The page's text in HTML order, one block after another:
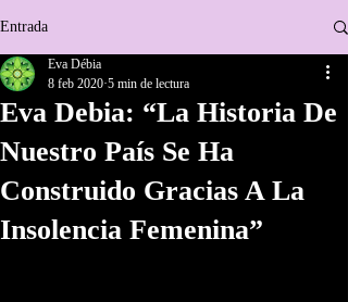
Entrada
Eva Debia: “La Historia De
Nuestro País Se Ha
Construido Gracias A La
Insolencia Femenina”
Eva Débia
8 feb 2020 5 min de lectura